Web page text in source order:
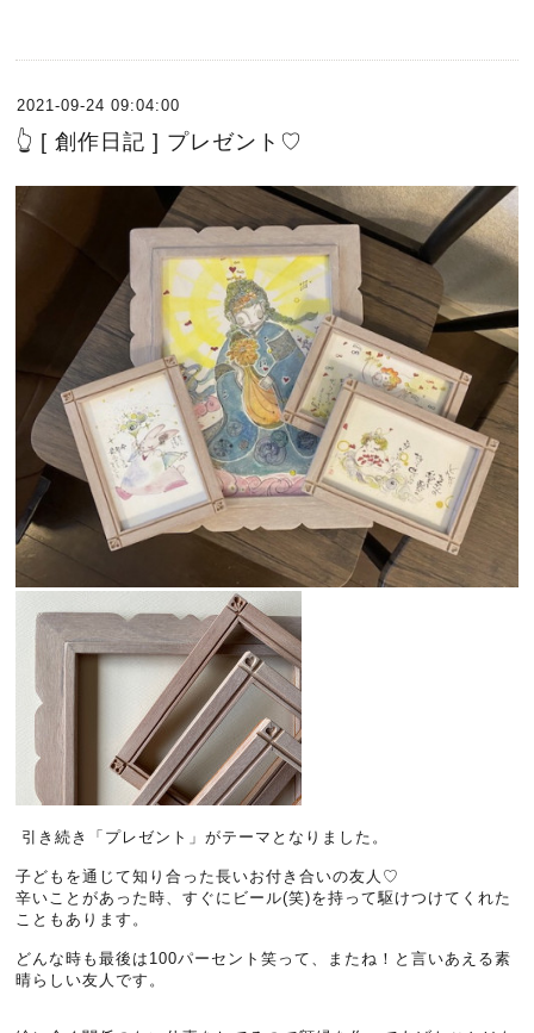
2021-09-24 09:04:00
👆 [ 創作日記 ] プレゼント♡
引き続き「プレゼント」がテーマとなりました。
子どもを通じて知り合った長いお付き合いの友人♡
辛いことがあった時、すぐにビール(笑)を持って駆けつけてくれた
こともあります。
どんな時も最後は100パーセント笑って、またね！と言いあえる素
晴らしい友人です。